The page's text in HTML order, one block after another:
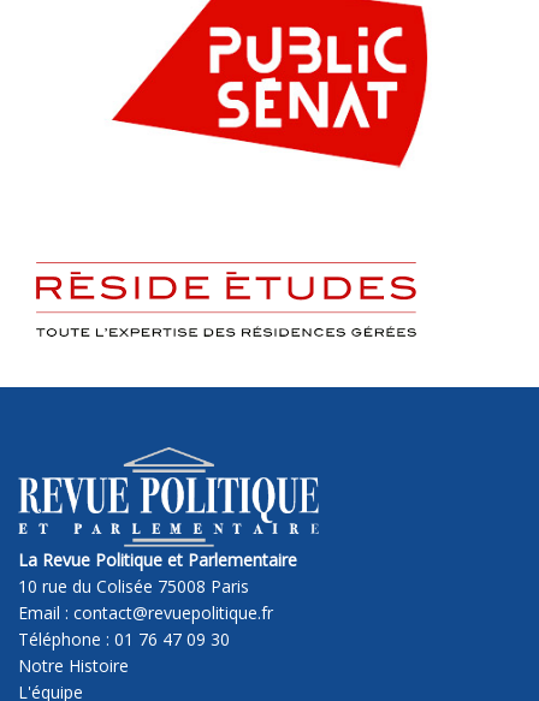
La Revue Politique et Parlementaire
10 rue du Colisée 75008 Paris
Email : contact@revuepolitique.fr
Téléphone : 01 76 47 09 30
Notre Histoire
L'équipe